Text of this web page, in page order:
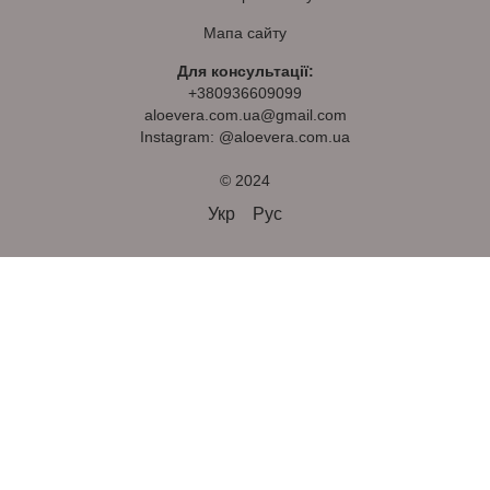
Мапа сайту
Для консультації:
+380936609099
aloevera.com.ua@gmail.com
Instagram: @aloevera.com.ua
© 2024
Укр Рус